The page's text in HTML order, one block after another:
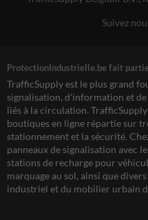
Suivez
ProtectionIndustrielle.be fait
TrafficSupply est le plus grand
signalisation, d'information et
liés à la circulation.
boutiques en ligne répartie sur
stationnement et la sécurité.
panneaux de signalisation avec
stations de recharge pour
marquage au sol, ainsi que
industriel et du mobilier urbain